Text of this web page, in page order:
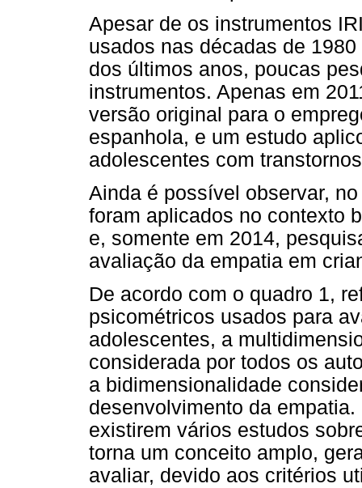
Apesar de os instrumentos
usados nas décadas de
dos últimos anos, poucas
instrumentos. Apenas em
versão original para o
espanhola, e um estudo
adolescentes com
Ainda é possível observar,
foram aplicados no contexto
e, somente em 2014,
avaliação da empatia em
De acordo com o quadro 1,
psicométricos usados para
adolescentes, a
considerada por todos os
a bidimensionalidade
desenvolvimento da
existirem vários estudos
torna um conceito amplo,
avaliar, devido aos critérios